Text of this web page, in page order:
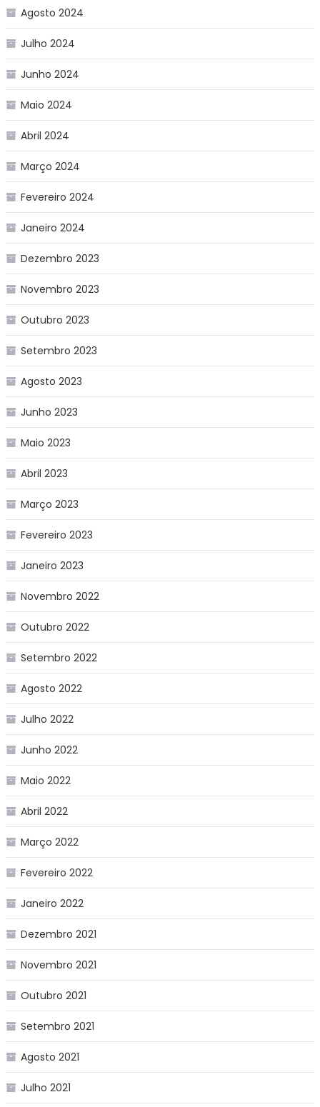
Agosto 2024
Julho 2024
Junho 2024
Maio 2024
Abril 2024
Março 2024
Fevereiro 2024
Janeiro 2024
Dezembro 2023
Novembro 2023
Outubro 2023
Setembro 2023
Agosto 2023
Junho 2023
Maio 2023
Abril 2023
Março 2023
Fevereiro 2023
Janeiro 2023
Novembro 2022
Outubro 2022
Setembro 2022
Agosto 2022
Julho 2022
Junho 2022
Maio 2022
Abril 2022
Março 2022
Fevereiro 2022
Janeiro 2022
Dezembro 2021
Novembro 2021
Outubro 2021
Setembro 2021
Agosto 2021
Julho 2021